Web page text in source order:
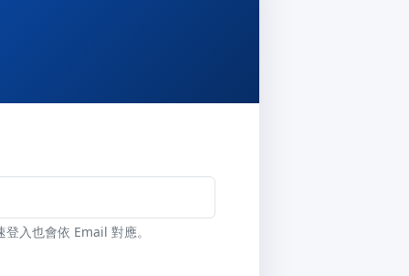
入也會依 Email 對應。